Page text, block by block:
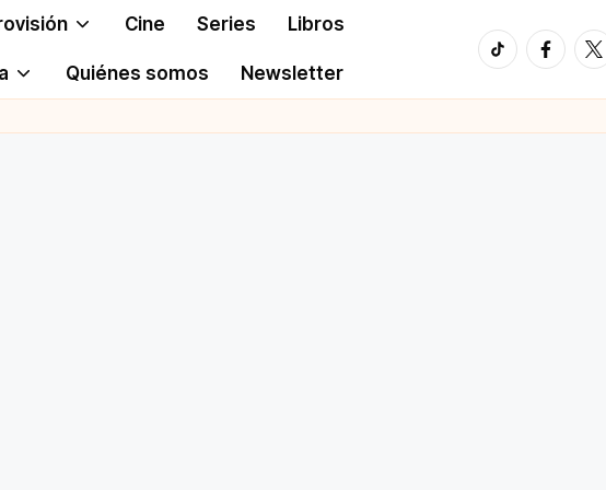
Cine Series Libros
Quiénes somos Newsletter
TikTok